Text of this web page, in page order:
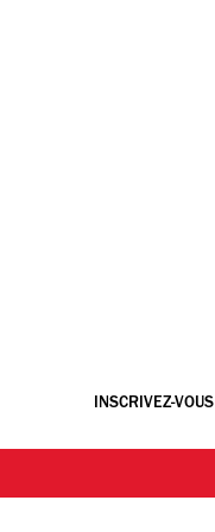
INSCRIVEZ-VOUS